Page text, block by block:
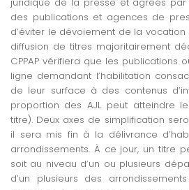
des publications et agences de
d’éviter le dévoiement de la
diffusion de titres majoritairement
CPPAP vérifiera que les publications
ligne demandant l’habilitation
de leur surface à des contenus
proportion des AJL peut atteindre
titre). Deux axes de simplification
il sera mis fin à la délivrance
arrondissements. À ce jour, un titre
soit au niveau d’un ou plusieurs
d’un plusieurs des